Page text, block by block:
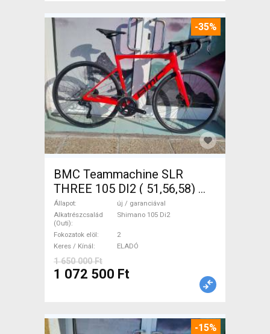
-35%
BMC Teammachine SLR
THREE 105 DI2 ( 51,56,58)
Országúti Shimano 105 Di2
tárcsafék új / garanciával
ELADÓ
Állapot
új / garanciával
Alkatrészcsalád
(Outi)
Shimano 105 Di2
Fokozatok elöl
2
Keres / Kínál
ELADÓ
1 650 000 Ft
1 072 500 Ft
-15%